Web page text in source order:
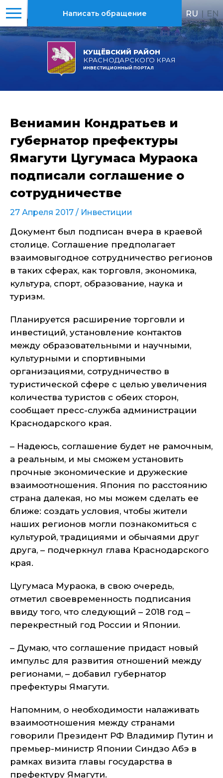
КУЩЁВСКИЙ РАЙОН
КРАСНОДАРСКОГО КРАЯ
ИНВЕСТИЦИОННЫЙ ПОРТАЛ
Написать обращение RU | EN
Вениамин Кондратьев и
губернатор префектуры
Ямагути Цугумаса Мураока
подписали соглашение о
сотрудничестве
27 Апреля 2017 / Инвестиции
Документ был подписан вчера в краевой
столице. Соглашение предполагает
взаимовыгодное сотрудничество регионов
в таких сферах, как торговля, экономика,
культура, спорт, образование, наука и
туризм.
Планируется расширение торговли и
инвестиций, установление контактов
между образовательными и научными,
культурными и спортивными
организациями, сотрудничество в
туристической сфере с целью увеличения
количества туристов с обеих сторон,
сообщает пресс-служба администрации
Краснодарского края.
– Надеюсь, соглашение будет не рамочным,
а реальным, и мы сможем установить
прочные экономические и дружеские
взаимоотношения. Япония по расстоянию
страна далекая, но мы можем сделать ее
ближе: создать условия, чтобы жители
наших регионов могли познакомиться с
культурой, традициями и обычаями друг
друга, – подчеркнул глава Краснодарского
края.
Цугумаса Мураока, в свою очередь,
отметил своевременность подписания
ввиду того, что следующий – 2018 год –
перекрестный год России и Японии.
– Думаю, что соглашение придаст новый
импульс для развития отношений между
регионами, – добавил губернатор
префектуры Ямагути.
Напомним, о необходимости налаживать
взаимоотношения между странами
говорили Президент РФ Владимир Путин и
премьер-министр Японии Синдзо Абэ в
рамках визита главы государства в
префектуру Ямагути.